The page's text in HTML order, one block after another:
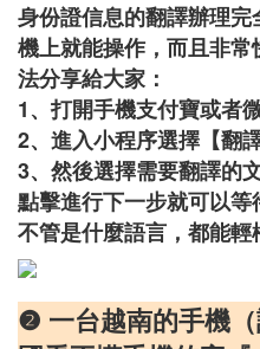
身份證信息的翻譯辦理
機上就能操作，而且非
法分享給大家：
1、打開手機支付寶或者
2、進入小程序選擇【翻譯
3、然後選擇需要翻譯的
點擊進行下一步就可以等
不管是什麼語言，都能
❷ 一台越南的手機